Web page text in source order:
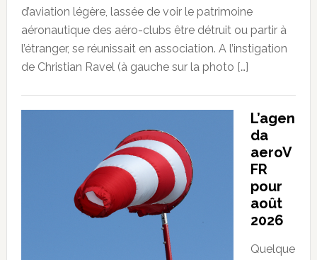
d’aviation légère, lassée de voir le patrimoine
aéronautique des aéro-clubs être détruit ou partir à
l’étranger, se réunissait en association. A l’instigation
de Christian Ravel (à gauche sur la photo […]
L’agen
da
aeroV
FR
pour
août
2026
Quelque